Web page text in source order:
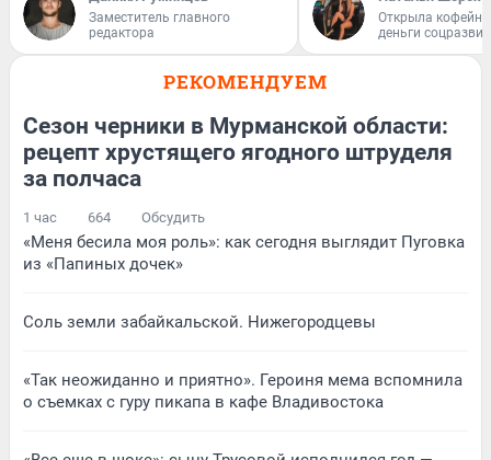
Заместитель главного
редактора
Открыла
деньги
РЕКОМЕНДУЕМ
Сезон черники в Мурманской области:
рецепт хрустящего ягодного штруделя
за полчаса
1 час 664 Обсудить
«Меня бесила моя роль»: как сегодня выглядит Пуговка
из «Папиных дочек»
Соль земли забайкальской. Нижегородцевы
«Так неожиданно и приятно». Героиня мема вспомнила
о съемках с гуру пикапа в кафе Владивостока